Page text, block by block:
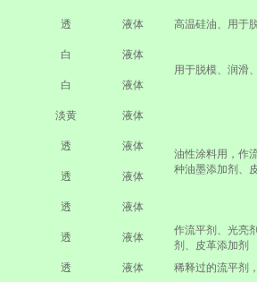
透 液体
高温硅油、用于
白
液体
用于脱模、润滑
白 液体
淡黄 液体
油性涂料用，作
种油墨添加剂、
透
液体
透
液体
透
液体
透 液体
作流平剂、光亮
剂、皮革添加剂
透 液体 稀释过的流平剂